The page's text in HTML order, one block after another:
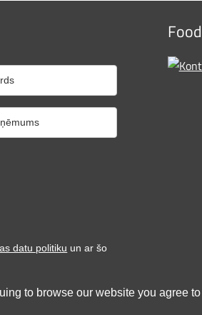
to browse our website you agree
datu politiku un ar šo